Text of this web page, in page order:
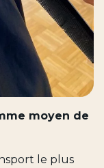
moyen de
le plus